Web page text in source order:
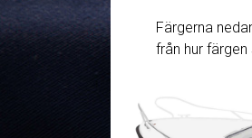
Färgerna
från hur